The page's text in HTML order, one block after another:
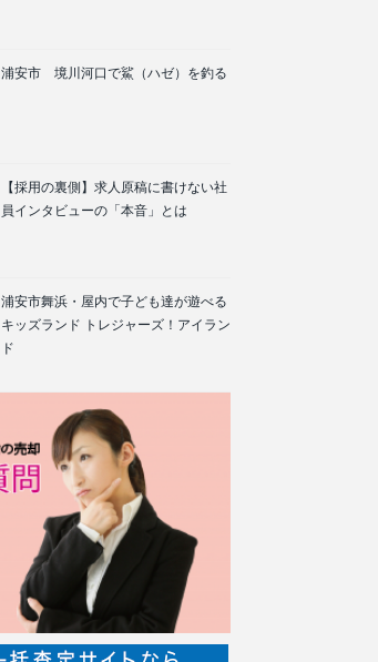
浦安市 境川河口で鯊（ハゼ）を釣る
【採用の裏側】求人原稿に書けない社
員インタビューの「本音」とは
浦安市舞浜・屋内で子ども達が遊べる
キッズランド トレジャーズ！アイラン
ド